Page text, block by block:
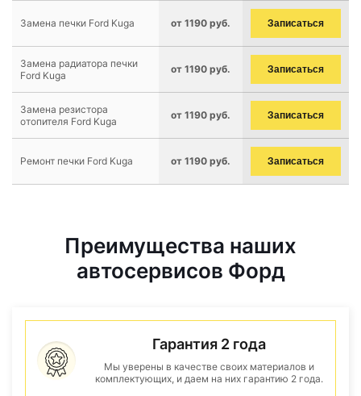
Замена печки Ford Kuga от 1190 руб. Записаться
Замена радиатора печки
Ford Kuga
от 1190 руб. Записаться
Замена резистора
отопителя Ford Kuga
от 1190 руб. Записаться
Ремонт печки Ford Kuga от 1190 руб. Записаться
Преимущества наших
автосервисов Форд
Гарантия 2 года
Мы уверены в качестве своих материалов и
комплектующих, и даем на них гарантию 2 года.